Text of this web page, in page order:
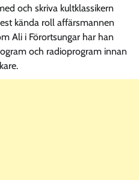
och skriva kultklassikern
kända roll affärsmannen
Ali i Förortsungar har han
och radioprogram innan